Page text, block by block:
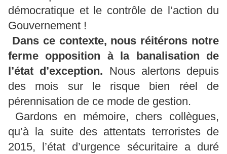
démocratique et le contrôle de l’action du
Gouvernement !
Dans ce contexte, nous réitérons notre
ferme opposition à la banalisation de
l’état d’exception. Nous alertons depuis
des mois sur le risque bien réel de
pérennisation de ce mode de gestion.
Gardons en mémoire, chers collègues,
qu’à la suite des attentats terroristes de
2015, l’état d’urgence sécuritaire a duré